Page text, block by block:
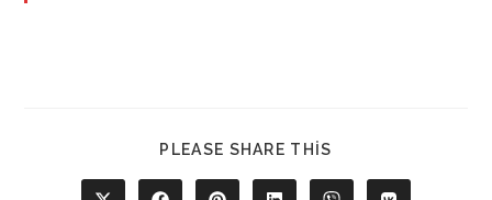
PLEASE SHARE THIS
CONTENT